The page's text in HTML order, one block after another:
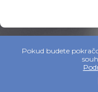
Pokud budete